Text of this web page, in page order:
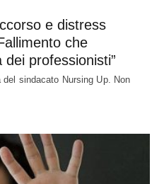
e distress
che
dei professionisti”
sindacato Nursing Up. Non